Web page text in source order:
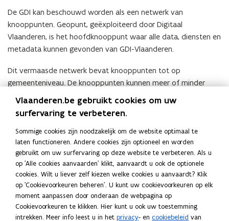
De GDI kan beschouwd worden als een netwerk van
knooppunten. Geopunt, geëxploiteerd door Digitaal
Vlaanderen, is het hoofdknooppunt waar alle data, diensten en
metadata kunnen gevonden van GDI-Vlaanderen.
Dit vermaasde netwerk bevat knooppunten tot op
gemeenteniveau. De knooppunten kunnen meer of minder
uitgebouwd zijn voor de uitwisseling van data en diensten. Een
goed uitgebouwd knooppunt dat ook diensten kan aanbieden
aan kleinere knooppunten wordt als een medio-knooppunt
bestempeld (bv. DOV-knooppunt, GDI-MercatorNet,…).
Bestuurscomités
Voor bepaalde projecten binnen GDI-Vlaanderen werden
bestuurscomités opgericht. Deze bestuurscomités hebben een
consulterende rol maar kunnen daarnaast ook meer de
Vlaanderen.be gebruikt cookies om uw
surfervaring te verbeteren.
Sommige cookies zijn noodzakelijk om de website optimaal te
laten functioneren. Andere cookies zijn optioneel en worden
gebruikt om uw surfervaring op deze website te verbeteren. Als u
op 'Alle cookies aanvaarden' klikt, aanvaardt u ook de optionele
cookies. Wilt u liever zelf kiezen welke cookies u aanvaardt? Klik
op 'Cookievoorkeuren beheren'. U kunt uw cookievoorkeuren op elk
moment aanpassen door onderaan de webpagina op
Cookievoorkeuren te klikken. Hier kunt u ook uw toestemming
intrekken. Meer info leest u in het privacy- en cookiebeleid van